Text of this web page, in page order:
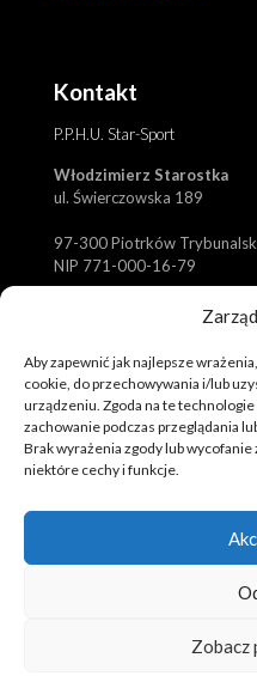
Aby zapewnić jak najlepsze
cookie, do przechowywania i/lub
urządzeniu. Zgoda na te
zachowanie podczas przeglądania
Brak wyrażenia zgody lub
niektóre cechy i funkcje.
Zobacz
Kontakt
P.P.H.U. Star-Sport
Włodzimierz Starostka
ul. Świerczowska 189
97-300 Piotrków
NIP 771-000-16-79
biuro@koszulki-
✉ +48 601 373 714